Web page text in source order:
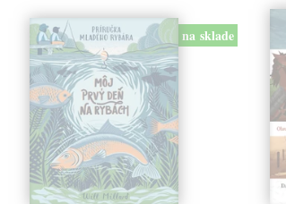
na sklade